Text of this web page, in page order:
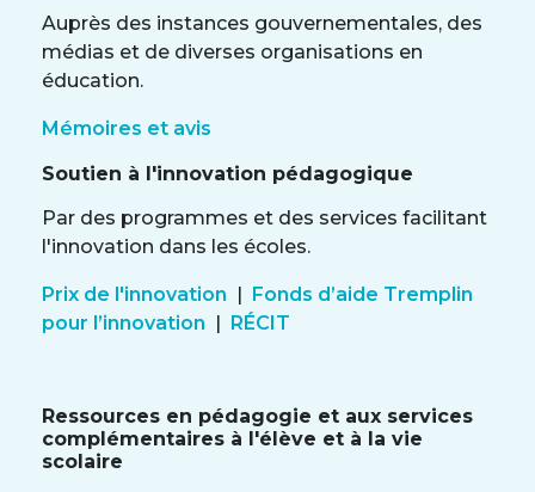
Auprès des instances gouvernementales, des
médias et de diverses organisations en
éducation.
Mémoires et avis
Soutien à l'innovation pédagogique
Par des programmes et des services facilitant
l'innovation dans les écoles.
Prix de l'innovation | Fonds d’aide Tremplin
pour l’innovation | RÉCIT
Ressources en pédagogie et aux services
complémentaires à l'élève et à la vie
scolaire